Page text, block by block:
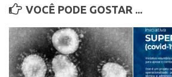
SPRINT
Exceções
Programas
Conexão USP
VOCÊ PODE GOSTAR ...